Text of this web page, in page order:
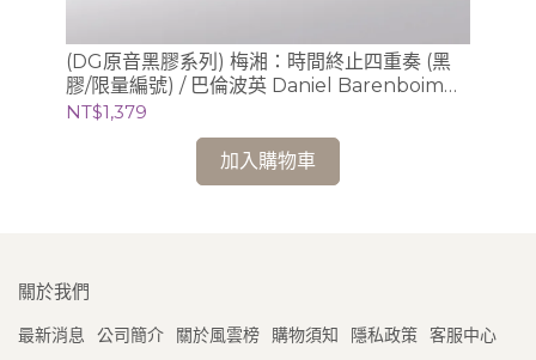
(DG原音黑膠系列) 梅湘：時間終止四重奏 (黑
膠/限量編號) / 巴倫波英 Daniel Barenboim
(鋼琴)
NT$1,379
加入購物車
關於我們
最新消息 公司簡介 關於風雲榜 購物須知 隱私政策 客服中心